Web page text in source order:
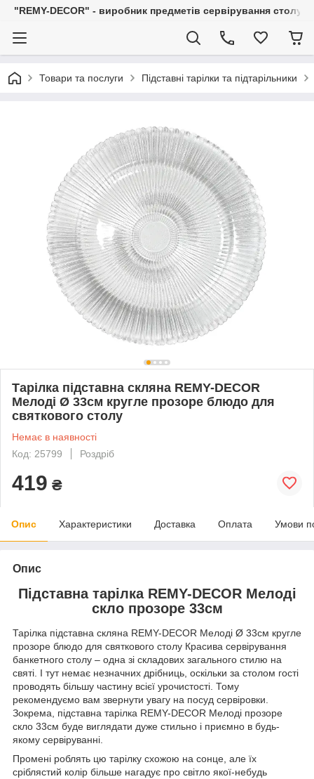
"REMY-DECOR" - виробник предметів сервірування
Товари та послуги Підставні тарілки та підтарільники
Тарілка підставна скляна REMY-DECOR
Мелоді Ø 33см кругле прозоре блюдо для
святкового столу
Немає в наявності
Код: 25799
Роздріб
419 ₴
Опис Характеристики Доставка Оплата Умови
Опис
Підставна тарілка REMY-DECOR Мелоді
скло прозоре 33см
Тарілка підставна скляна REMY-DECOR Мелоді Ø 33см кругле
прозоре блюдо для святкового столу Красива сервірування
банкетного столу – одна зі складових загального стилю на
святі. І тут немає незначних дрібниць, оскільки за столом гості
проводять більшу частину всієї урочистості. Тому
рекомендуємо вам звернути увагу на посуд сервіровки.
Зокрема, підставна тарілка REMY-DECOR Мелоді прозоре
скло 33см буде виглядати дуже стильно і приємно в будь-
якому сервіруванні.
Промені роблять цю тарілку схожою на сонце, але їх
сріблястий колір більше нагадує про світло якої-небудь